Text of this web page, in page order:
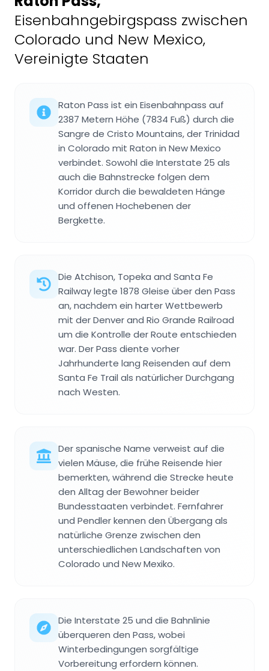
Eisenbahngebirgspass zwischen
Colorado und New Mexico,
Vereinigte Staaten
Raton Pass ist ein Eisenbahnpass auf
2387 Metern Höhe (7834 Fuß) durch die
Sangre de Cristo Mountains, der Trinidad
in Colorado mit Raton in New Mexico
verbindet. Sowohl die Interstate 25 als
auch die Bahnstrecke folgen dem
Korridor durch die bewaldeten Hänge
und offenen Hochebenen der
Bergkette.
Die Atchison, Topeka and Santa Fe
Railway legte 1878 Gleise über den Pass
an, nachdem ein harter Wettbewerb
mit der Denver and Rio Grande Railroad
um die Kontrolle der Route entschieden
war. Der Pass diente vorher
Jahrhunderte lang Reisenden auf dem
Santa Fe Trail als natürlicher Durchgang
nach Westen.
Der spanische Name verweist auf die
vielen Mäuse, die frühe Reisende hier
bemerkten, während die Strecke heute
den Alltag der Bewohner beider
Bundesstaaten verbindet. Fernfahrer
und Pendler kennen den Übergang als
natürliche Grenze zwischen den
unterschiedlichen Landschaften von
Colorado und New Mexiko.
Die Interstate 25 und die Bahnlinie
überqueren den Pass, wobei
Winterbedingungen sorgfältige
Vorbereitung erfordern können.